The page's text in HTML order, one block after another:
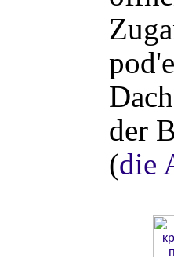
der
(die